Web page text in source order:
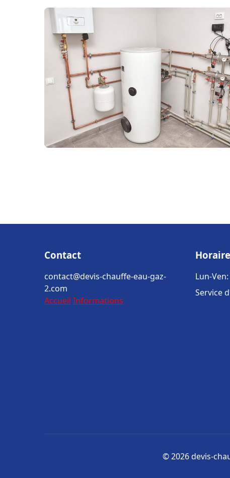
Contact
contact@devis-chauffe-eau-gaz-
2.com
Accueil Informations
Lun-
Service
© 2026 devis-